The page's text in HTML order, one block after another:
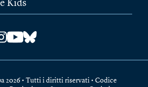
Kids
2026 • Tutti i diritti riservati • Codice